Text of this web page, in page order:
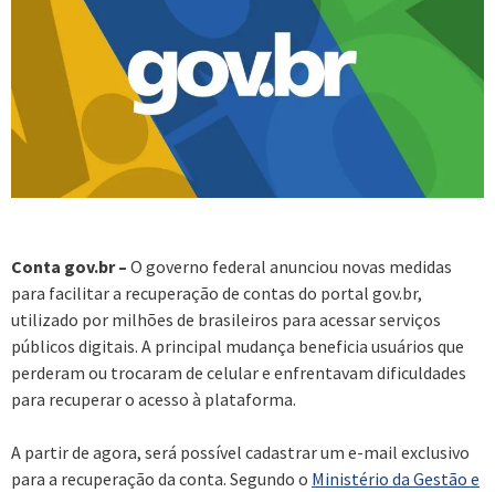
Conta gov.br – O governo federal anunciou novas medidas
para facilitar a recuperação de contas do portal gov.br,
utilizado por milhões de brasileiros para acessar serviços
públicos digitais. A principal mudança beneficia usuários que
perderam ou trocaram de celular e enfrentavam dificuldades
para recuperar o acesso à plataforma.
A partir de agora, será possível cadastrar um e-mail exclusivo
para a recuperação da conta. Segundo o Ministério da Gestão e